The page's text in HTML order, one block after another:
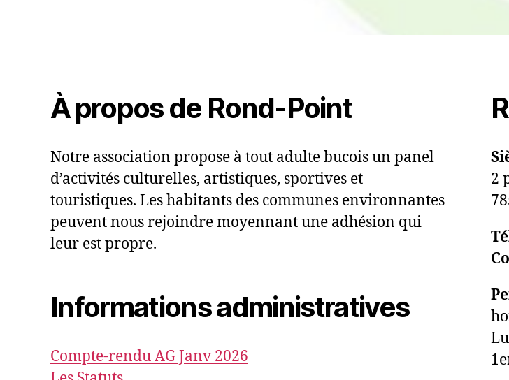
À propos de Rond-Point
Notre association propose à tout adulte bucois un panel
d’activités culturelles, artistiques, sportives et
touristiques. Les habitants des communes environnantes
peuvent nous rejoindre moyennant une adhésion qui
leur est propre.
Informations administratives
Compte-rendu AG Janv 2026
2